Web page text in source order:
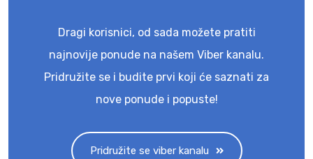
Dragi korisnici, od sada možete pratiti
najnovije ponude na našem Viber kanalu.
Pridružite se i budite prvi koji će saznati za
nove ponude i popuste!
Pridružite se viber kanalu